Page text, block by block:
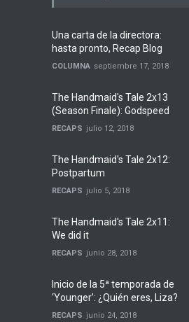
Una carta de la directora:
hasta pronto, Recap Blog
COLUMNA septiembre 17, 2018
The Handmaid's Tale 2x13
(Season Finale): Godspeed
RECAPS julio 12, 2018
The Handmaid's Tale 2x12:
Postpartum
RECAPS julio 5, 2018
The Handmaid's Tale 2x11:
We did it
RECAPS junio 28, 2018
Inicio de la 5ª temporada de
‘Younger’: ¿Quién eres, Liza?
RECAPS junio 24, 2018